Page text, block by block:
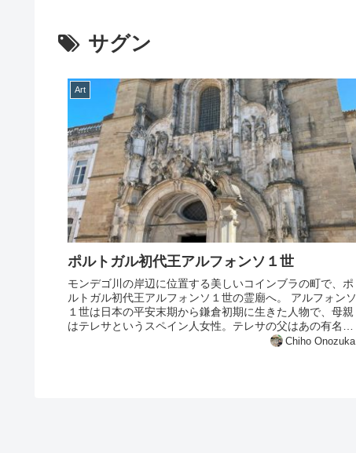
サグン
Art
ポルトガル初代王アルフォンソ１世
モンデゴ川の岸辺に位置する美しいコインブラの町で、ポ
ルトガル初代王アルフォンソ１世の霊廟へ。 アルフォンソ
１世は日本の平安末期から鎌倉初期に生きた人物で、母親
はテレサというスペイン人女性。テレサの父はあの有名な
Chiho Onozuka